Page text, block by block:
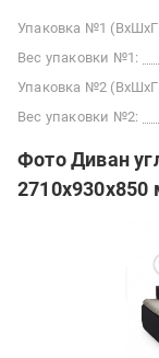
Упаковка №1
Вес упаковки №1:
Упаковка №2
Вес упаковки №2:
Фото Диван
2710x930x850